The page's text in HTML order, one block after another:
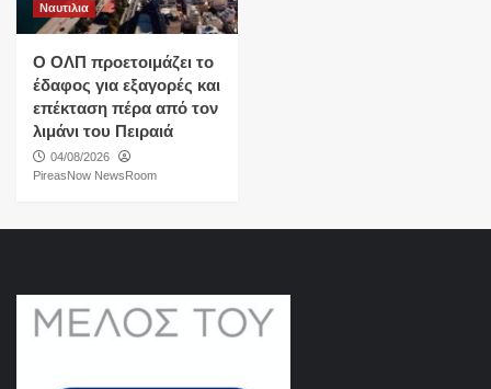
Ναυτιλια
O ΟΛΠ προετοιμάζει το
έδαφος για εξαγορές και
επέκταση πέρα από τον
λιμάνι του Πειραιά
04/08/2026
PireasNow NewsRoom